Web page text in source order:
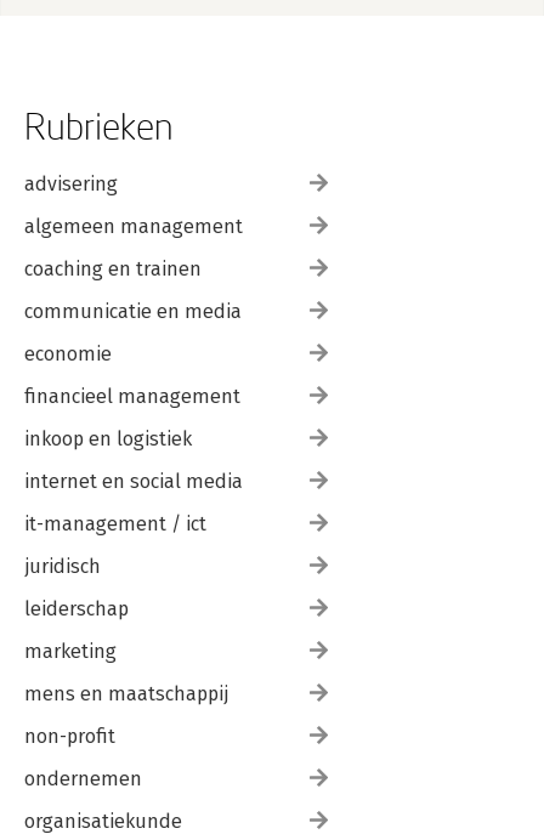
Rubrieken
advisering
algemeen management
coaching en trainen
communicatie en media
economie
financieel management
inkoop en logistiek
internet en social media
it-management / ict
juridisch
leiderschap
marketing
mens en maatschappij
non-profit
ondernemen
organisatiekunde